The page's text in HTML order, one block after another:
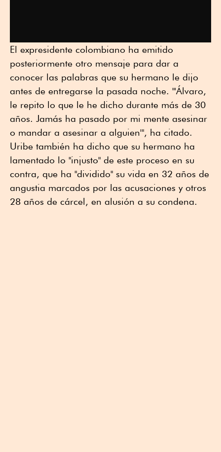
El expresidente colombiano ha emitido
posteriormente otro mensaje para dar a
conocer las palabras que su hermano le dijo
antes de entregarse la pasada noche. "'Álvaro,
le repito lo que le he dicho durante más de 30
años. Jamás ha pasado por mi mente asesinar
o mandar a asesinar a alguien'", ha citado.
Uribe también ha dicho que su hermano ha
lamentado lo "injusto" de este proceso en su
contra, que ha "dividido" su vida en 32 años de
angustia marcados por las acusaciones y otros
28 años de cárcel, en alusión a su condena.